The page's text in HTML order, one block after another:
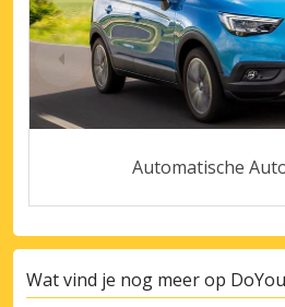
Automatische
Wat vind je nog meer op